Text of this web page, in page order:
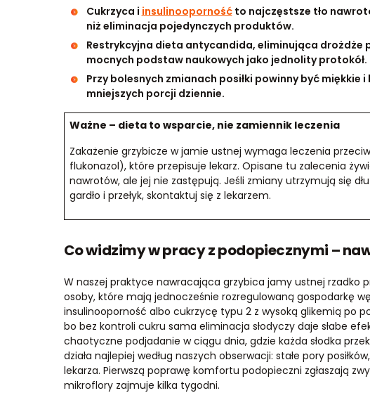
Cukrzyca i insulinoopornośćto najczęstsze tło
niż eliminacja pojedynczych produktów.
Restrykcyjna dieta antycandida, eliminująca drożdże
mocnych podstaw naukowych jako jednolity protokół.
Przy bolesnych zmianach posiłki powinny być miękkie
mniejszych porcji dziennie.
Ważne – dieta to wsparcie, nie zamiennik leczenia
Zakażenie grzybicze w jamie ustnej wymaga leczenia
flukonazol), które przepisuje lekarz. Opisane tu zalecenia
nawrotów, ale jej nie zastępują. Jeśli zmiany utrzymują się
gardło i przełyk, skontaktuj się z lekarzem.
Co widzimy w pracy z podopiecznymi –
W naszej praktyce nawracająca grzybica jamy ustnej rzadko
osoby, które mają jednocześnie rozregulowaną gospodarkę
insulinooporność albo cukrzycę typu 2 z wysoką glikemią po
bo bez kontroli cukru sama eliminacja słodyczy daje słabe
chaotyczne podjadanie w ciągu dnia, gdzie każda słodka
działa najlepiej według naszych obserwacji: stałe pory
lekarza. Pierwszą poprawę komfortu podopieczni zgłaszają
mikroflory zajmuje kilka tygodni.